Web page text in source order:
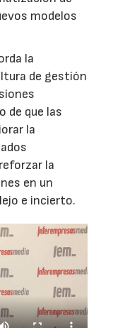
modelos
la
de gestión
de que las
la
la
en un
e incierto.